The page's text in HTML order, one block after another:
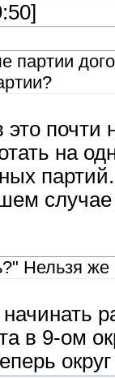
почти
на
Нельзя
в 9-ом